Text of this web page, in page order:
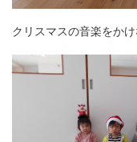
クリスマスの音楽をか